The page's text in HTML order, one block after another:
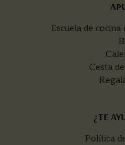
Escuela de
Cesta
¿TE
Política